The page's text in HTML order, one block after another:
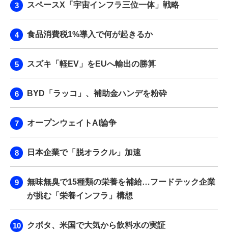
スペースX「宇宙インフラ三位一体」戦略
食品消費税1%導入で何が起きるか
スズキ「軽EV」をEUへ輸出の勝算
BYD「ラッコ」、補助金ハンデを粉砕
オープンウェイトAI論争
日本企業で「脱オラクル」加速
無味無臭で15種類の栄養を補給…フードテック企業
が挑む「栄養インフラ」構想
クボタ、米国で大気から飲料水の実証